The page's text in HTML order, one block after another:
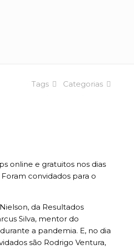
Categorias
Tags
online e gratuitos nos dias
convidados para o
da Resultados
Silva, mentor do
a pandemia. E, no dia
são Rodrigo Ventura,